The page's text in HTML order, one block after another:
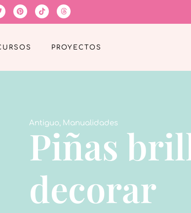
PROYECTOS
Antiguo, Manualidades
Piñas
decorar